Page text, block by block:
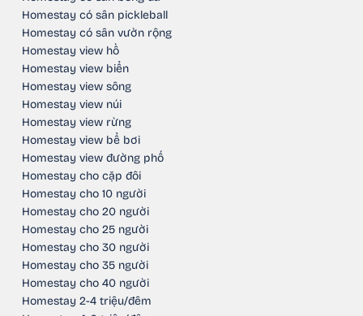
Homestay có sân pickleball
Homestay có sân vườn rộng
Homestay view hồ
Homestay view biển
Homestay view sông
Homestay view núi
Homestay view rừng
Homestay view bể bơi
Homestay view đường phố
Homestay cho cặp đôi
Homestay cho 10 người
Homestay cho 20 người
Homestay cho 25 người
Homestay cho 30 người
Homestay cho 35 người
Homestay cho 40 người
Homestay 2-4 triệu/đêm